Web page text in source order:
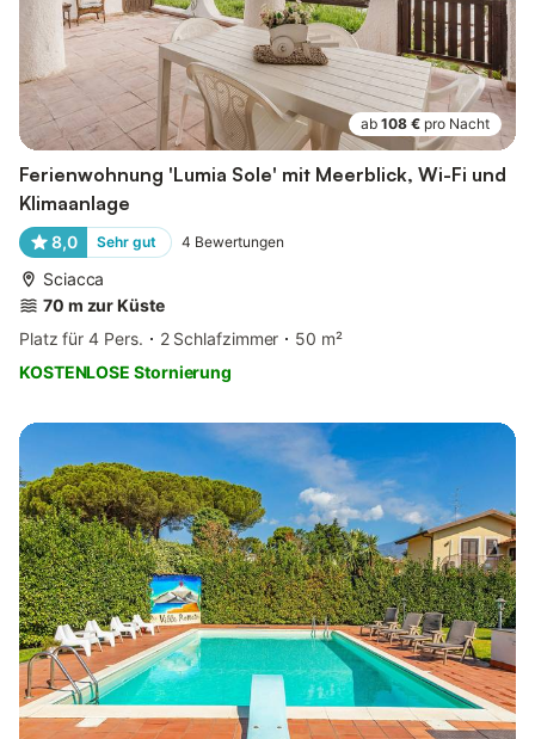
ab 108 € pro Nacht
Ferienwohnung 'Lumia Sole' mit Meerblick, Wi-Fi und
Klimaanlage
8,0 Sehr gut 4 Bewertungen
Sciacca
70 m zur Küste
Platz für 4 Pers.
2 Schlafzimmer
50 m²
KOSTENLOSE Stornierung